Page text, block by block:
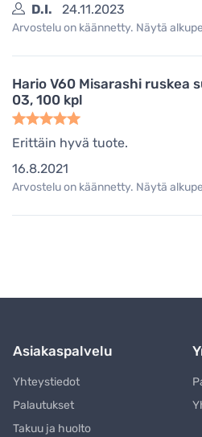
D.I.
24.11.2023
Arvostelu on käännetty. Näytä
Hario V60 Misarashi ruskea
03, 100 kpl
Erittäin hyvä tuote.
16.8.2021
Arvostelu on käännetty. Näytä
Asiakaspalvelu
Yhteystiedot
Palautukset
Takuu ja huolto